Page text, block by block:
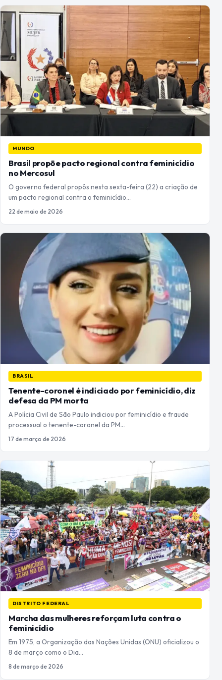
MUNDO
Brasil propõe pacto regional contra feminicídio
no Mercosul
O governo federal propôs nesta sexta-feira (22) a criação de
um pacto regional contra o feminicídio…
22 de maio de 2026
BRASIL
Tenente-coronel é indiciado por feminicídio, diz
defesa da PM morta
A Polícia Civil de São Paulo indiciou por feminicídio e fraude
processual o tenente-coronel da PM…
17 de março de 2026
DISTRITO FEDERAL
Marcha das mulheres reforçam luta contra o
feminicídio
Em 1975, a Organização das Nações Unidas (ONU) oficializou o
8 de março como o Dia…
8 de março de 2026